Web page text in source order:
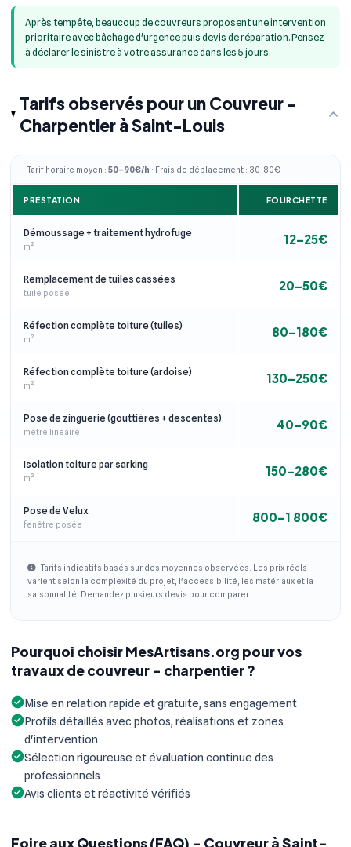
Après tempête, beaucoup de couvreurs proposent une intervention
prioritaire avec bâchage d'urgence puis devis de réparation. Pensez
à déclarer le sinistre à votre assurance dans les 5 jours.
Tarifs observés pour un Couvreur -
Charpentier à Saint-Louis
Tarif horaire moyen : 50–90€/h · Frais de déplacement : 30-80€
PRESTATION FOURCHETTE
Démoussage + traitement hydrofuge
m² 12–25€
Remplacement de tuiles cassées
tuile posée 20–50€
Réfection complète toiture (tuiles)
m² 80–180€
Réfection complète toiture (ardoise)
m² 130–250€
Pose de zinguerie (gouttières + descentes)
mètre linéaire 40–90€
Isolation toiture par sarking
m² 150–280€
Pose de Velux
fenêtre posée 800–1 800€
Tarifs indicatifs basés sur des moyennes observées. Les prix réels
varient selon la complexité du projet, l'accessibilité, les matériaux et la
saisonnalité. Demandez plusieurs devis pour comparer.
Pourquoi choisir MesArtisans.org pour vos
travaux de couvreur - charpentier ?
Mise en relation rapide et gratuite, sans engagement
Profils détaillés avec photos, réalisations et zones
d'intervention
Sélection rigoureuse et évaluation continue des
professionnels
Avis clients et réactivité vérifiés
Foire aux Questions (FAQ) - Couvreur à Saint-